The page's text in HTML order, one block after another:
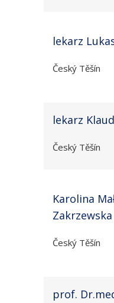
lekarz
Český Těšín
lekarz
Český Těšín
Karolina
Zakrzewska
Český Těšín
prof.